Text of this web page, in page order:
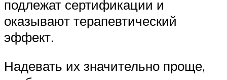
подлежат сертификации и
оказывают терапевтический
эффект.
Надевать их значительно проще,